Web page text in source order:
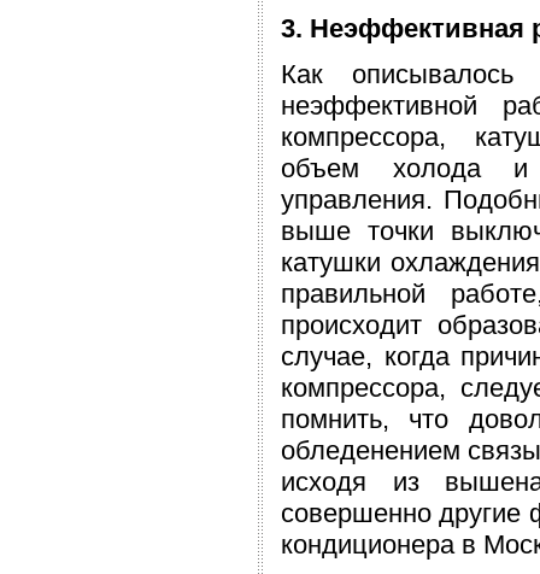
3. Неэффективная
Как
неэффективной
компрессора,
объем холода и
управления.
выше точки
катушки
правильной
происходит
случае, когда
компрессора,
помнить, что
обледенением
исходя из
совершенно другие
кондиционера в